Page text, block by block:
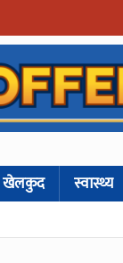
खेलकुद स्वास्थ्य